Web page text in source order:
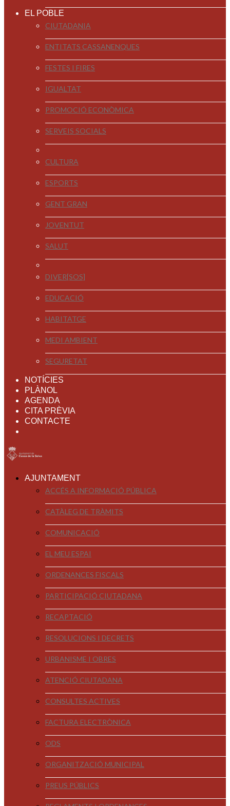
EL POBLE
CIUTADANIA
ENTITATS CASSANENQUES
FESTES I FIRES
IGUALTAT
PROMOCIÓ ECONÒMICA
SERVEIS SOCIALS
CULTURA
ESPORTS
GENT GRAN
JOVENTUT
SALUT
DIVER[SOS]
EDUCACIÓ
HABITATGE
MEDI AMBIENT
SEGURETAT
NOTÍCIES
PLÀNOL
AGENDA
CITA PRÈVIA
CONTACTE
AJUNTAMENT
ACCÉS A INFORMACIÓ PÚBLICA
CATÀLEG DE TRÀMITS
COMUNICACIÓ
EL MEU ESPAI
ORDENANCES FISCALS
PARTICIPACIÓ CIUTADANA
RECAPTACIÓ
RESOLUCIONS I DECRETS
URBANISME I OBRES
ATENCIÓ CIUTADANA
CONSULTES ACTIVES
FACTURA ELECTRÒNICA
ODS
ORGANITZACIÓ MUNICIPAL
PREUS PÚBLICS